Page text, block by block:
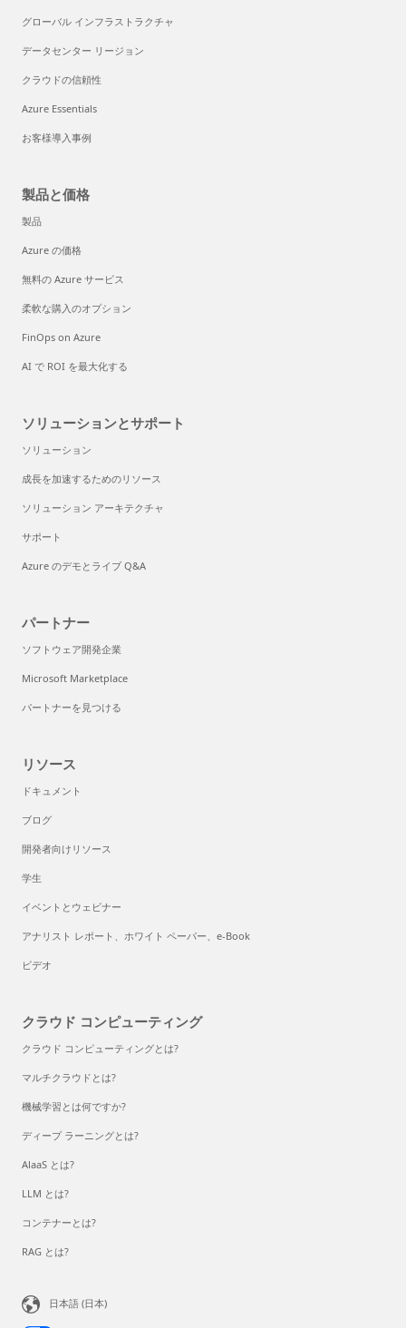
グローバル インフラストラクチャ
データセンター リージョン
クラウドの信頼性
Azure Essentials
お客様導入事例
製品と価格
製品
Azure の価格
無料の Azure サービス
柔軟な購入のオプション
FinOps on Azure
AI で ROI を最大化する
ソリューションとサポート
ソリューション
成長を加速するためのリソース
ソリューション アーキテクチャ
サポート
Azure のデモとライブ Q&A
パートナー
ソフトウェア開発企業
Microsoft Marketplace
パートナーを見つける
リソース
ドキュメント
ブログ
開発者向けリソース
学生
イベントとウェビナー
アナリスト レポート、ホワイト ペーパー、e-Book
ビデオ
クラウド コンピューティング
クラウド コンピューティングとは?
マルチクラウドとは?
機械学習とは何ですか?
ディープ ラーニングとは?
AlaaS とは?
LLM とは?
コンテナーとは?
RAG とは?
日本語 (日本)